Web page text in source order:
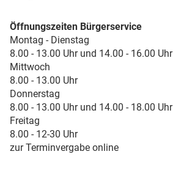
Öffnungszeiten Bürgerservice
Montag - Dienstag
8.00 - 13.00 Uhr und 14.00 - 16.00 Uhr
Mittwoch
8.00 - 13.00 Uhr
Donnerstag
8.00 - 13.00 Uhr und 14.00 - 18.00 Uhr
Freitag
8.00 - 12-30 Uhr
zur Terminvergabe online